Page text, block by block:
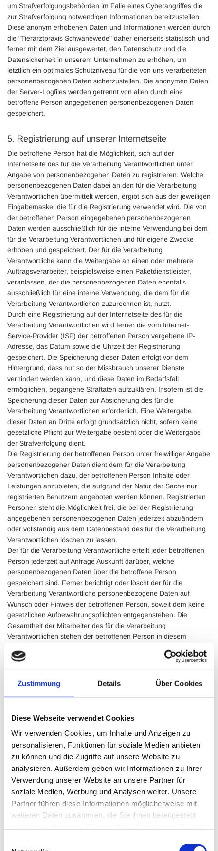
Zustimmung Details Über Cookies
Diese Webseite verwendet Cookies
Wir verwenden Cookies, um Inhalte und Anzeigen zu
personalisieren, Funktionen für soziale Medien anbieten
zu können und die Zugriffe auf unsere Website zu
analysieren. Außerdem geben wir Informationen zu Ihrer
Verwendung unserer Website an unsere Partner für
soziale Medien, Werbung und Analysen weiter. Unsere
Partner führen diese Informationen möglicherweise mit
weiteren Daten zusammen, die Sie ihnen bereitgestellt
um Strafverfolgungsbehörden im Falle eines Cyberangriffes die
zur Strafverfolgung notwendigen Informationen bereitzustellen.
Diese anonym erhobenen Daten und Informationen werden durch
die "Tierarztpraxis Schwanewede" daher einerseits statistisch und
ferner mit dem Ziel ausgewertet, den Datenschutz und die
Datensicherheit in unserem Unternehmen zu erhöhen, um
letztlich ein optimales Schutzniveau für die von uns verarbeiteten
personenbezogenen Daten sicherzustellen. Die anonymen Daten
der Server-Logfiles werden getrennt von allen durch eine
betroffene Person angegebenen personenbezogenen Daten
gespeichert.
5. Registrierung auf unserer Internetseite
Die betroffene Person hat die Möglichkeit, sich auf der
Internetseite des für die Verarbeitung Verantwortlichen unter
Angabe von personenbezogenen Daten zu registrieren. Welche
personenbezogenen Daten dabei an den für die Verarbeitung
Verantwortlichen übermittelt werden, ergibt sich aus der jeweiligen
Eingabemaske, die für die Registrierung verwendet wird. Die von
der betroffenen Person eingegebenen personenbezogenen
Daten werden ausschließlich für die interne Verwendung bei dem
für die Verarbeitung Verantwortlichen und für eigene Zwecke
erhoben und gespeichert. Der für die Verarbeitung
Verantwortliche kann die Weitergabe an einen oder mehrere
Auftragsverarbeiter, beispielsweise einen Paketdienstleister,
veranlassen, der die personenbezogenen Daten ebenfalls
ausschließlich für eine interne Verwendung, die dem für die
Verarbeitung Verantwortlichen zuzurechnen ist, nutzt.
Durch eine Registrierung auf der Internetseite des für die
Verarbeitung Verantwortlichen wird ferner die vom Internet-
Service-Provider (ISP) der betroffenen Person vergebene IP-
Adresse, das Datum sowie die Uhrzeit der Registrierung
gespeichert. Die Speicherung dieser Daten erfolgt vor dem
Hintergrund, dass nur so der Missbrauch unserer Dienste
verhindert werden kann, und diese Daten im Bedarfsfall
ermöglichen, begangene Straftaten aufzuklären. Insofern ist die
Speicherung dieser Daten zur Absicherung des für die
Verarbeitung Verantwortlichen erforderlich. Eine Weitergabe
dieser Daten an Dritte erfolgt grundsätzlich nicht, sofern keine
gesetzliche Pflicht zur Weitergabe besteht oder die Weitergabe
der Strafverfolgung dient.
Die Registrierung der betroffenen Person unter freiwilliger Angabe
personenbezogener Daten dient dem für die Verarbeitung
Verantwortlichen dazu, der betroffenen Person Inhalte oder
Leistungen anzubieten, die aufgrund der Natur der Sache nur
registrierten Benutzern angeboten werden können. Registrierten
Personen steht die Möglichkeit frei, die bei der Registrierung
angegebenen personenbezogenen Daten jederzeit abzuändern
oder vollständig aus dem Datenbestand des für die Verarbeitung
Verantwortlichen löschen zu lassen.
Der für die Verarbeitung Verantwortliche erteilt jeder betroffenen
Person jederzeit auf Anfrage Auskunft darüber, welche
personenbezogenen Daten über die betroffene Person
gespeichert sind. Ferner berichtigt oder löscht der für die
Verarbeitung Verantwortliche personenbezogene Daten auf
Wunsch oder Hinweis der betroffenen Person, soweit dem keine
gesetzlichen Aufbewahrungspflichten entgegenstehen. Die
Gesamtheit der Mitarbeiter des für die Verarbeitung
Verantwortlichen stehen der betroffenen Person in diesem
6. Kontaktmöglichkeit über die Internetseite
Die Internetseite der "Tierarztpraxis Schwanewede" enthält
aufgrund von gesetzlichen Vorschriften Angaben, die eine
Unternehmen sowie eine unmittelbare Kommunikation mit uns
ermöglichen, was ebenfalls eine allgemeine Adresse der
sogenannten elektronischen Post (E-Mail-Adresse) umfasst.
Sofern eine betroffene Person per E-Mail oder über ein
Kontaktformular den Kontakt mit dem für die Verarbeitung
Verantwortlichen aufnimmt, werden die von der betroffenen
Person übermittelten personenbezogenen Daten automatisch
gespeichert. Solche auf freiwilliger Basis von einer betroffenen
Person an den für die Verarbeitung Verantwortlichen übermittelten
personenbezogenen Daten werden für Zwecke der Bearbeitung
Dritte.